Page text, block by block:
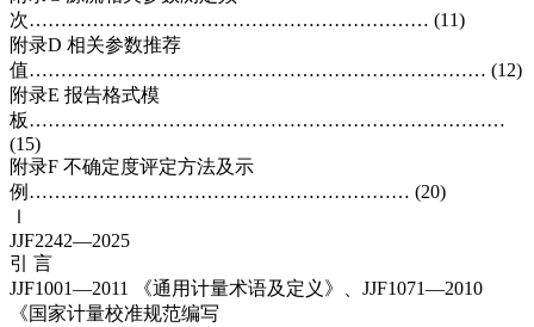
次……………………………………………………… (11)
附录D 相关参数推荐
值……………………………………………………………… (12)
附录E 报告格式模
板…………………………………………………………………
(15)
附录F 不确定度评定方法及示
例…………………………………………………… (20)
Ⅰ
JJF2242—2025
引 言
JJF1001—2011 《通用计量术语及定义》、JJF1071—2010
《国家计量校准规范编写